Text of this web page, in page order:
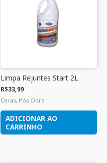
Limpa Rejuntes Start 2L
R$33,99
Ceras, Pós Obra
ADICIONAR AO
CARRINHO